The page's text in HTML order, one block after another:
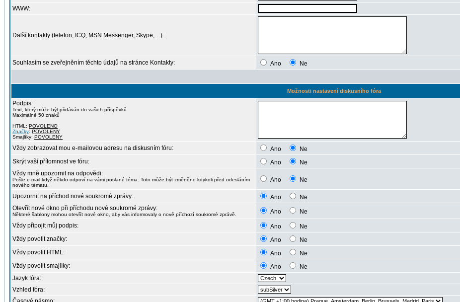
WWW:
Další kontakty (telefon, ICQ, MSN Messenger, Skype,…):
Souhlasím se zveřejněním těchto údajů na stránce Kontakty: Ano Ne
Možnosti nastavení diskusního fóra
Podpis:
Text, který může být přidáván do vašich příspěvků
Maximálně 50 znaků
HTML: POVOLENO
Značky: POVOLENY
Smajlíky: POVOLENY
Vždy zobrazovat mou e-mailovou adresu na diskusním fóru: Ano
Ne
Skrýt vaší přítomnost ve fóru:
Ano
Ne
Vždy mně upozornit na odpovědi:
Pošle e-mail když někdo odpoví na vámi poslané téma. Toto může být změněno kdykoli před odesláním
nového tématu.
Ano Ne
Upozornit na příchod nové soukromé zprávy: Ano
Ne
Otevřít nové okno při příchodu nové soukromé zprávy:
Některé šablony mohou otevřít nové okno, aby vás informovaly o nově příchozí soukromé zprávě. Ano
Ne
Vždy připojit můj podpis:
Ano
Ne
Vždy povolit značky:
Ano
Ne
Vždy povolit HTML:
Ano
Ne
Vždy povolit smajlíky:
Ano
Ne
Jazyk fóra:
Vzhled fóra: